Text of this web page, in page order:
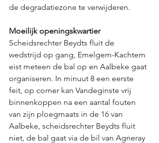
de degradatiezone te verwijderen.
Moeilijk openingskwartier
Scheidsrechter Beydts fluit de
wedstrijd op gang, Emelgem-Kachtem
eist meteen de bal op en Aalbeke gaat
organiseren. In minuut 8 een eerste
feit, op corner kan Vandeginste vrij
binnenkoppen na een aantal fouten
van zijn ploegmaats in de 16 van
Aalbeke, scheidsrechter Beydts fluit
niet, de bal gaat via de bil van Agneray